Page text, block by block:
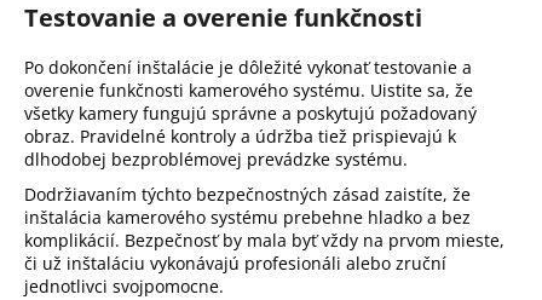
Testovanie a overenie funkčnosti
Po dokončení inštalácie je dôležité vykonať testovanie a
overenie funkčnosti kamerového systému. Uistite sa, že
všetky kamery fungujú správne a poskytujú požadovaný
obraz. Pravidelné kontroly a údržba tiež prispievajú k
dlhodobej bezproblémovej prevádzke systému.
Dodržiavaním týchto bezpečnostných zásad zaistíte, že
inštalácia kamerového systému prebehne hladko a bez
komplikácií. Bezpečnosť by mala byť vždy na prvom mieste,
či už inštaláciu vykonávajú profesionáli alebo zruční
jednotlivci svojpomocne.